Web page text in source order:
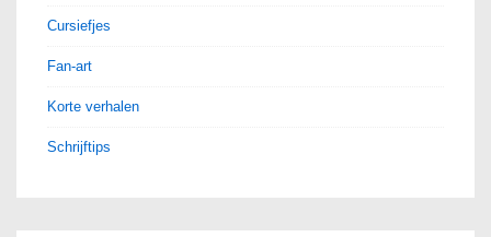
Cursiefjes
Fan-art
Korte verhalen
Schrijftips